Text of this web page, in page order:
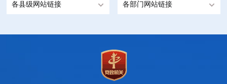
各县级网站链接 各部门网站链接